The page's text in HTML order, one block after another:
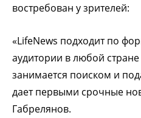
востребован у зрителей:
«LifeNews подходит по
аудитории в любой
занимается поиском и
дает первыми срочные
Габрелянов.